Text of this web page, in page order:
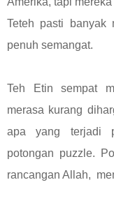
Teteh pasti banyak
penuh semangat.
Teh Etin sempat
merasa kurang
apa yang terjadi
potongan puzzle.
rancangan Allah,